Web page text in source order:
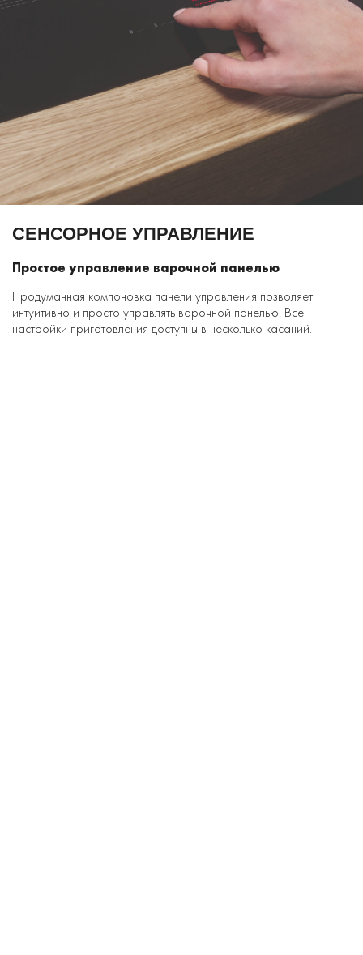
СЕНСОРНОЕ УПРАВЛЕНИЕ
Простое управление варочной панелью
Продуманная компоновка панели управления позволяет
интуитивно и просто управлять варочной панелью. Все
настройки приготовления доступны в несколько касаний.